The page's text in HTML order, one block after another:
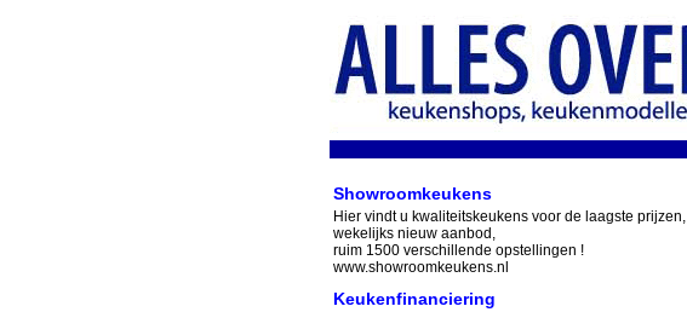
Showroomkeukens
Hier vindt u kwaliteitskeukens voor de laagste prijzen,
wekelijks nieuw aanbod,
ruim 1500 verschillende opstellingen !
www.showroomkeukens.nl
Keukenfinanciering